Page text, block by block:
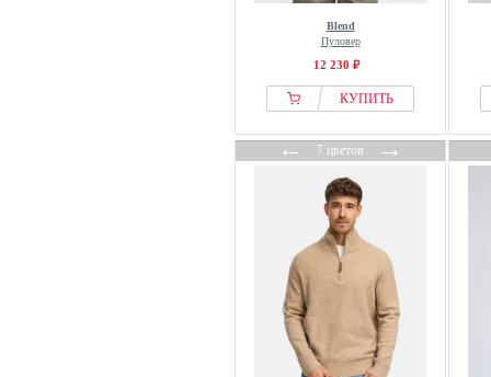
Blend
Пуловер
12 230 ₽
КУПИТЬ
←7 цветов→